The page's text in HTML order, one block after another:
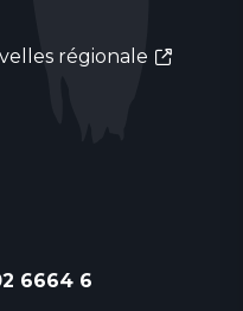
régionale
6664 6